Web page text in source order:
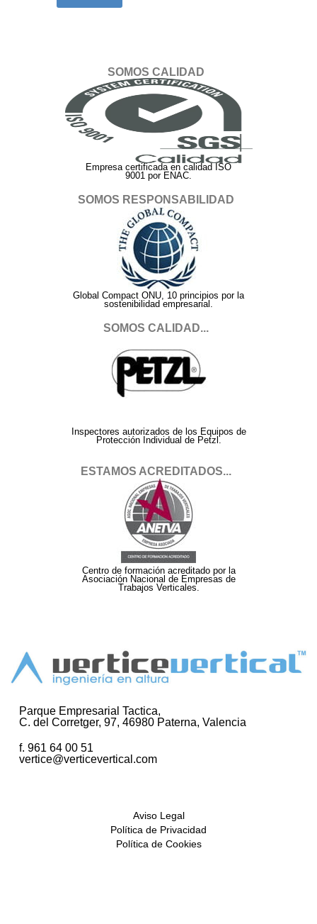
SOMOS CALIDAD
Empresa certificada en calidad ISO
9001 por ENAC.
SOMOS RESPONSABILIDAD
Global Compact ONU, 10 principios por la
sostenibilidad empresarial.
SOMOS CALIDAD...
Inspectores autorizados de los Equipos de
Protección Individual de Petzl.
ESTAMOS ACREDITADOS...
Centro de formación acreditado por la
Asociación Nacional de Empresas de
Trabajos Verticales.
Parque Empresarial Tactica,
C. del Corretger, 97, 46980 Paterna, Valencia
f. 961 64 00 51
vertice@verticevertical.com
Aviso Legal
Política de Privacidad
Política de Cookies